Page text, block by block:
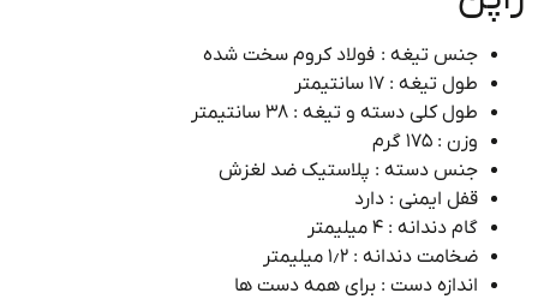
جنس تیغه : فولاد کروم سخت شده
طول تیغه : ۱۷ سانتیمتر
طول کلی دسته و تیغه : ۳۸ سانتیمتر
وزن : ۱۷۵ گرم
جنس دسته : پلاستیک ضد لغزش
قفل ایمنی : دارد
گام دندانه : ۴ میلیمتر
ضخامت دندانه : ۱٫۲ میلیمتر
اندازه دست : برای همه دست ها